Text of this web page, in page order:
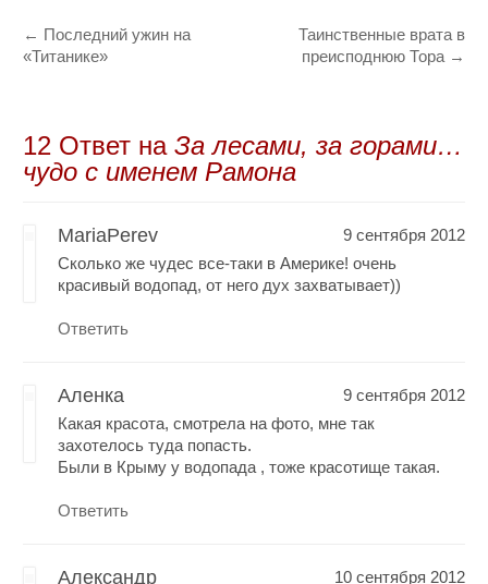
← Последний ужин на
«Титанике»
Таинственные врата в
преисподнюю Тора →
12 Oтвет наЗа лесами, за горами…
чудо с именем Рамона
MariaPerev
9 сентября 2012
Сколько же чудес все-таки в Америке! очень
красивый водопад, от него дух захватывает))
Ответить
Аленка
9 сентября 2012
Какая красота, смотрела на фото, мне так
захотелось туда попасть.
Были в Крыму у водопада , тоже красотище такая.
Ответить
Александр
10 сентября 2012